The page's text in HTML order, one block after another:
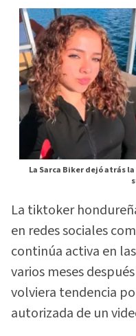
La Sarca Biker dejó atrás
La tiktoker
en redes sociales
continúa activa en
varios meses
volviera tendencia
autorizada de un